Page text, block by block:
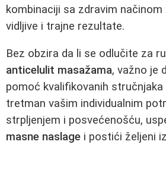
kombinaciji sa zdravim
vidljive i trajne rezultate.
Bez obzira da li se odlučite za
anticelulit masažama, važno je
pomoć kvalifikovanih
tretman vašim individualnim
strpljenjem i posvećenošću,
masne naslage i postići željeni